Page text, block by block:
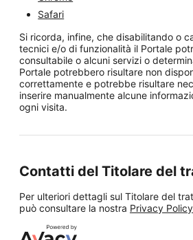
Safari
Si ricorda, infine, che disabilitando o
tecnici e/o di funzionalità il Portale
consultabile o alcuni servizi o
Portale potrebbero risultare non
correttamente e potrebbe risultare
inserire manualmente alcune
ogni visita.
Contatti del Titolare del
Per ulteriori dettagli sul Titolare del
può consultare la nostra Privacy Policy